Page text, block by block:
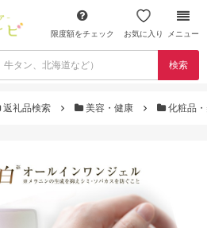
限度額をチェック お気に入り メニュー
検索
返礼品検索 美容・健康 化粧品